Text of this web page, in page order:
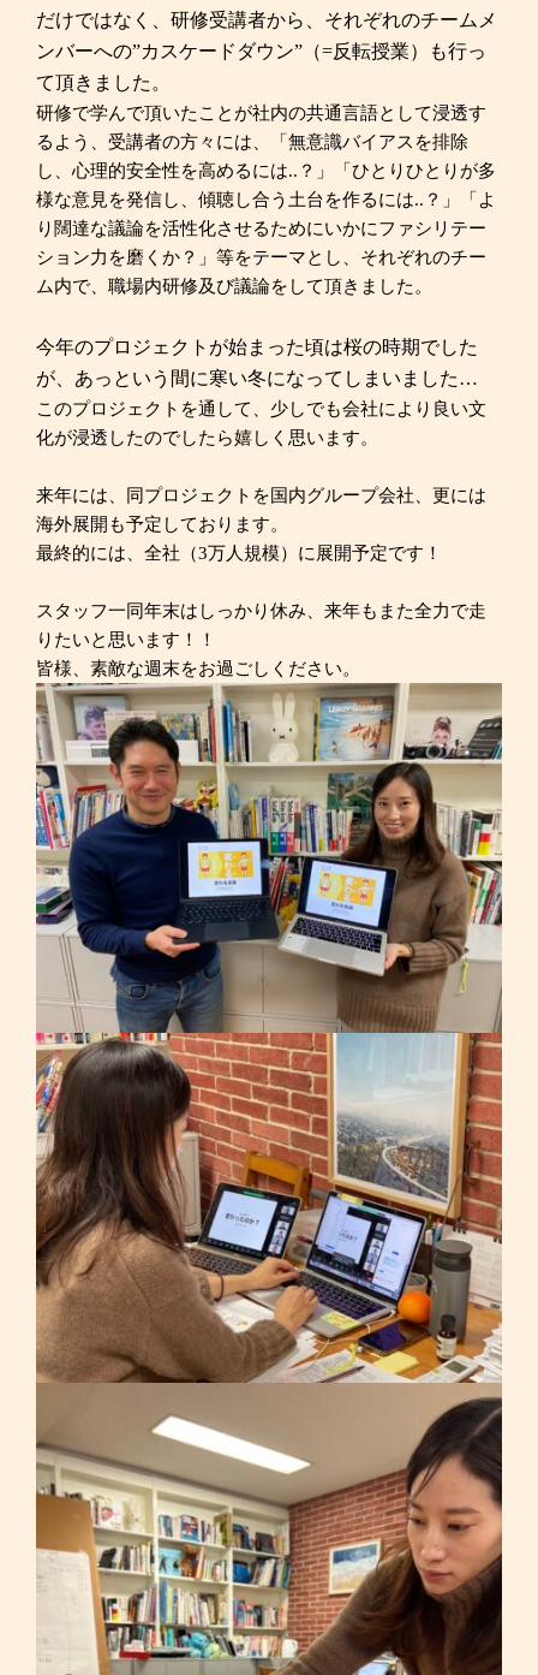
だけではなく、研修受講者から、それぞれのチームメ
ンバーへの”カスケードダウン”（=反転授業）も行っ
て頂きました。
研修で学んで頂いたことが社内の共通言語として浸透す
るよう、受講者の方々には、「無意識バイアスを排除
し、心理的安全性を高めるには..？」「ひとりひとりが多
様な意見を発信し、傾聴し合う土台を作るには..？」「よ
り闊達な議論を活性化させるためにいかにファシリテー
ション力を磨くか？」等をテーマとし、それぞれのチー
ム内で、職場内研修及び議論をして頂きました。
今年のプロジェクトが始まった頃は桜の時期でした
が、あっという間に寒い冬になってしまいました…
このプロジェクトを通して、少しでも会社により良い文
化が浸透したのでしたら嬉しく思います。
来年には、同プロジェクトを国内グループ会社 、更には
海外展開も予定しております。
最終的には、全社（3万人規模）に展開予定です！
スタッフ一同年末はしっかり休み、来年もまた全力で走
りたいと思います！！
皆様、素敵な週末をお過ごしください。